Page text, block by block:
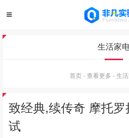
生活家
首页 - 查看更多 - 生
致经典,续传奇 摩托罗
试